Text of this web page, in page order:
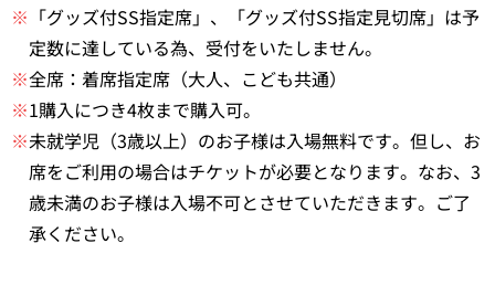
※ 「グッズ付SS指定席」、「グッズ付SS指定見切席」は予
定数に達している為、受付をいたしません。
※全席：着席指定席（大人、こども共通）
※1購入につき4枚まで購入可。
※未就学児（3歳以上）のお子様は入場無料です。但し、お
席をご利用の場合はチケットが必要となります。なお、3
歳未満のお子様は入場不可とさせていただきます。ご了
承ください。